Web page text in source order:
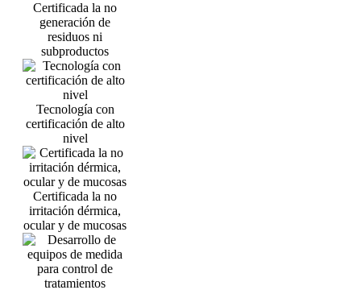
Certificada la no
generación de
residuos ni
subproductos
Tecnología con
certificación de alto
nivel
Certificada la no
irritación dérmica,
ocular y de mucosas